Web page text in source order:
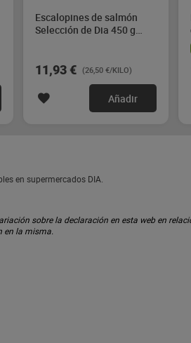
Escalopines de salmón
Selección de Dia 450 g
11,93 € (26,50 €/KILO)
Añadir
en supermercados DIA.
sobre la declaración en esta web en
la misma.